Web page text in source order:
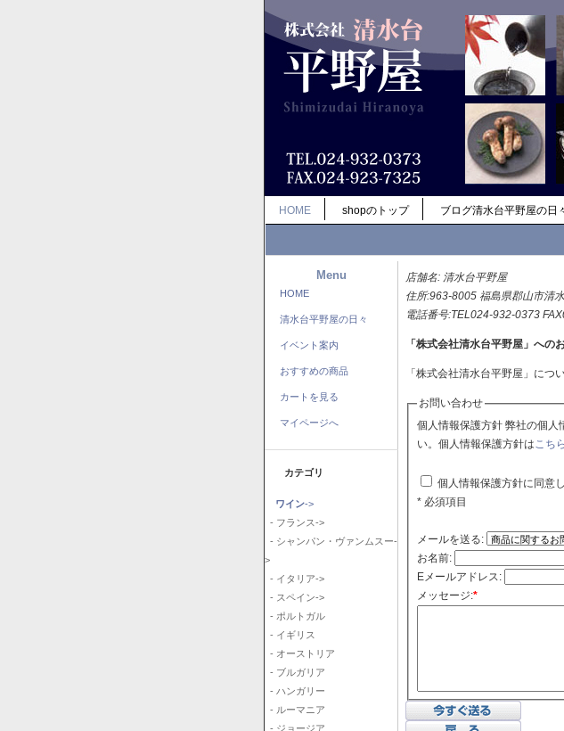
HOME shopのトップ ブログ清水台平野屋の日
Menu
HOME
清水台平野屋の日々
イベント案内
おすすめの商品
カートを見る
マイページへ
カテゴリ
ワイン->
- フランス->
- シャンパン・ヴァンムスー-
>
- イタリア->
- スペイン->
- ポルトガル
- イギリス
- オーストリア
- ブルガリア
- ハンガリー
- ルーマニア
- ジョージア
店舗名: 清水台平野屋
住所:963-8005 福島県郡山市清
電話番号:TEL024-932-0373
「株式会社清水台平野屋」への
「株式会社清水台平野屋」につ
お問い合わせ
個人情報保護方針 弊社の個人情報保護方針に同意される場合はチェックボックスをクリックしてくださ
い。個人情報保護方針はこちら
個人情報保護方針に同意
* 必須項目
メールを送る:
お名前:
Eメールアドレス:
メッセージ:*